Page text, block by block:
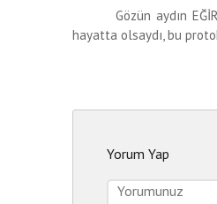
Gözün aydın
hayatta olsaydı, bu
Yorum Yap